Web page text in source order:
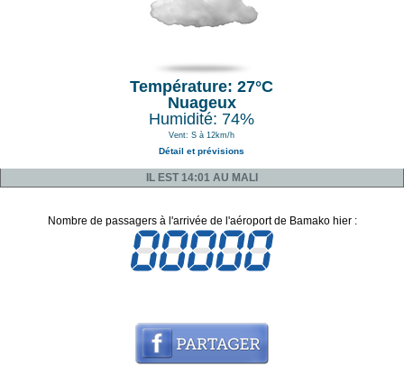
Température: 27°C
Nuageux
Humidité: 74%
Vent: S à 12km/h
Détail et prévisions
IL EST 14:01 AU MALI
Nombre de passagers à l'arrivée de l'aéroport de Bamako hier :